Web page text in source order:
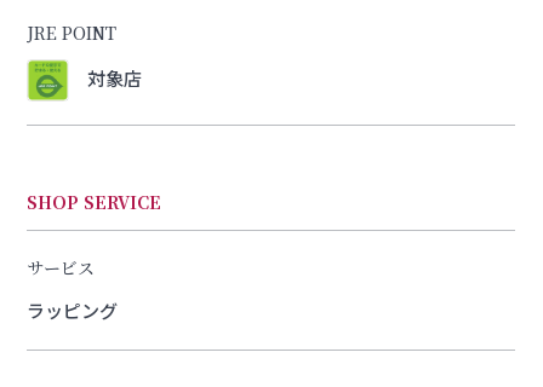
JRE POINT
対象店
SHOP SERVICE
サービス
ラッピング